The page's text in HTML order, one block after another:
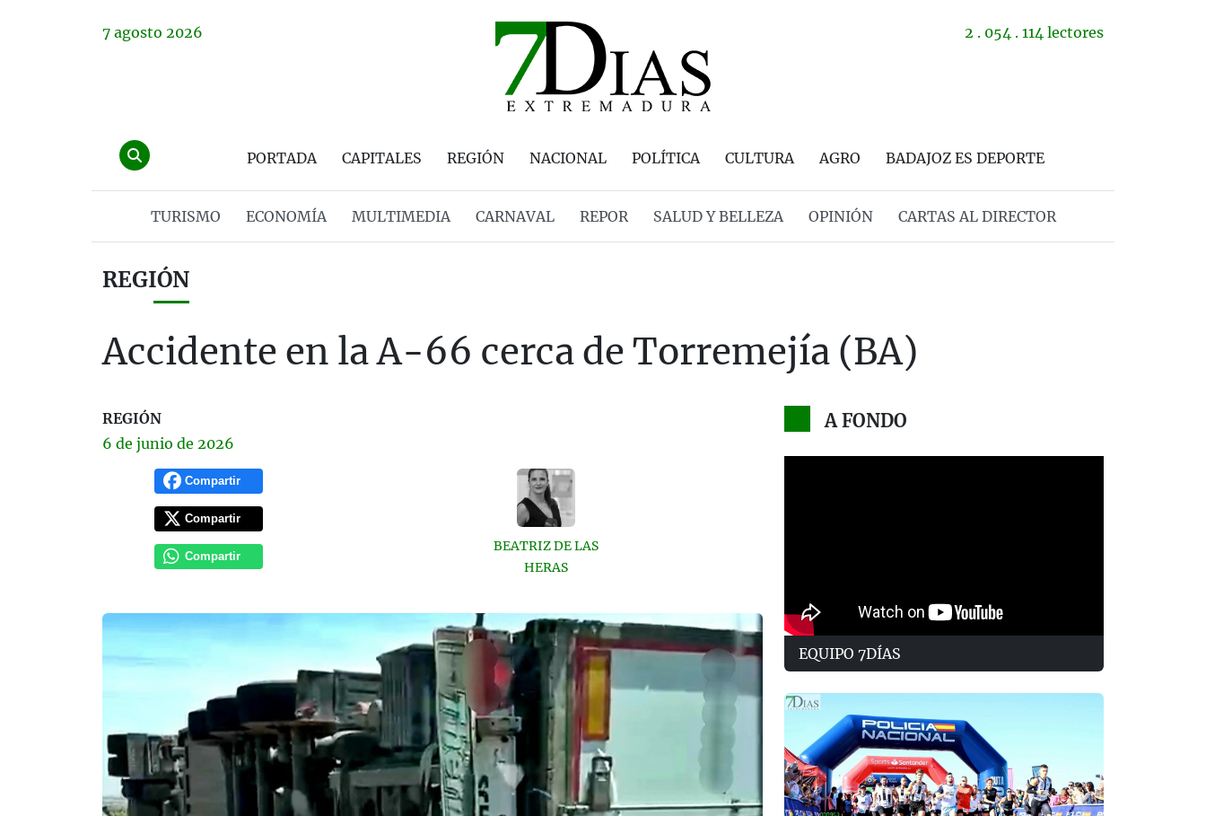
7 agosto 2026 2 . 054 . 114 lectores
PORTADA CAPITALES REGIÓN NACIONAL POLÍTICA CULTURA AGRO BADAJOZ ES DEPORTE
TURISMO ECONOMÍA MULTIMEDIA CARNAVAL REPOR SALUD Y BELLEZA OPINIÓN CARTAS AL DIRECTOR
REGIÓN
Accidente en la A-66 cerca de Torremejía (BA)
REGIÓN
6 de junio de 2026
Compartir
Compartir
Compartir
BEATRIZ DE LAS
HERAS
A FONDO
EQUIPO 7DÍAS